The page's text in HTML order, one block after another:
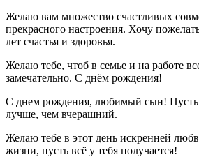
Желаю вам множество счастливых
прекрасного настроения. Хочу
лет счастья и здоровья.
Желаю тебе, чтоб в семье и на работе
замечательно. С днём рождения!
С днем рождения, любимый сын! Пусть
лучше, чем вчерашний.
Желаю тебе в этот день искренней
жизни, пусть всё у тебя получается!